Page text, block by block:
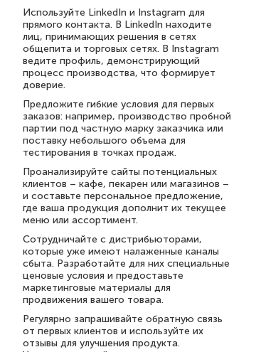
Используйте LinkedIn и Instagram для
прямого контакта. В LinkedIn находите
лиц, принимающих решения в сетях
общепита и торговых сетях. В Instagram
ведите профиль, демонстрирующий
процесс производства, что формирует
доверие.
Предложите гибкие условия для первых
заказов: например, производство пробной
партии под частную марку заказчика или
поставку небольшого объема для
тестирования в точках продаж.
Проанализируйте сайты потенциальных
клиентов – кафе, пекарен или магазинов –
и составьте персональное предложение,
где ваша продукция дополнит их текущее
меню или ассортимент.
Сотрудничайте с дистрибьюторами,
которые уже имеют налаженные каналы
сбыта. Разработайте для них специальные
ценовые условия и предоставьте
маркетинговые материалы для
продвижения вашего товара.
Регулярно запрашивайте обратную связь
от первых клиентов и используйте их
отзывы для улучшения продукта.